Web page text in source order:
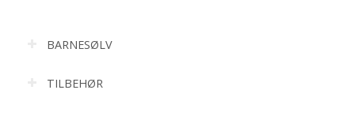
BARNESØLV
TILBEHØR